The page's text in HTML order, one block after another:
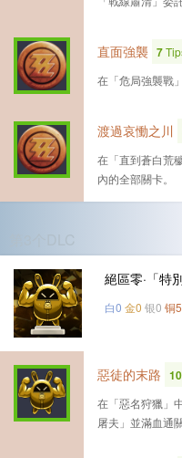
直面強襲 7
在「危局強襲戰
渡過哀慟之川
在「直到蒼白荒
內的全部關卡。
絕區零·「特
白0 金0 银0 铜5
惡徒的末路 10
在「惡名狩獵」
屠夫」並滿血通關